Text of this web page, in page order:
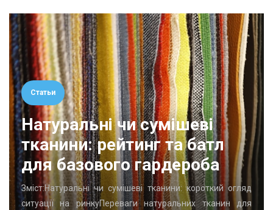
Статьи
Натуральні чи сумішеві
тканини: рейтинг та батл
для базового гардероба
Зміст:Натуральні чи сумішеві тканини: короткий огляд
ситуації на ринкуПереваги натуральних тканин для